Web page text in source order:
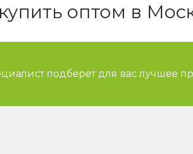
оптом в
подберет для вас лучшее